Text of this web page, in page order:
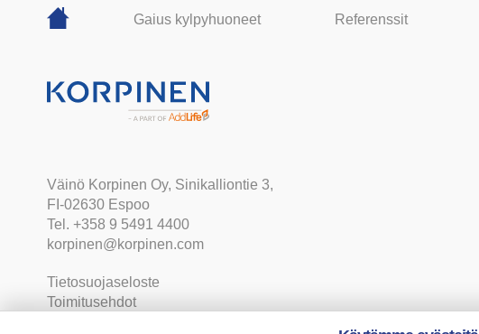
Gaius kylpyhuoneet Referenssit
Väinö Korpinen Oy, Sinikalliontie 3,
FI-02630 Espoo
Tel. +358 9 5491 4400
korpinen@korpinen.com
Tietosuojaseloste
Toimitusehdot